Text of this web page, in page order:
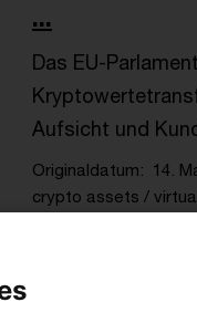
...
Das EU-
Aufsicht und
Originaldatum 14.
crypto assets /
Update: